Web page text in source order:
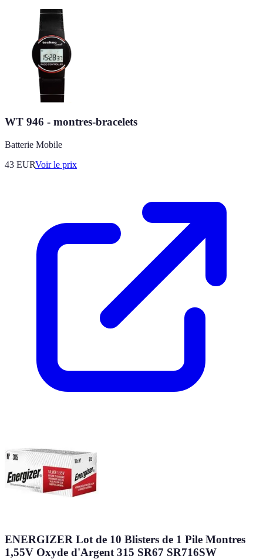
WT 946 - montres-bracelets
Batterie Mobile
43 EURVoir le prix
ENERGIZER Lot de 10 Blisters de 1 Pile Montres
1,55V Oxyde d'Argent 315 SR67 SR716SW